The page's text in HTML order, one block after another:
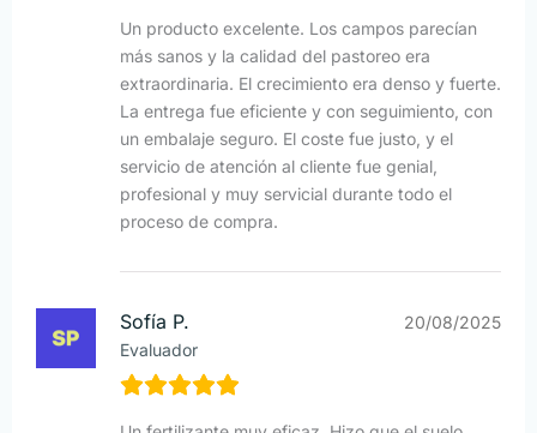
Un producto excelente. Los campos parecían
más sanos y la calidad del pastoreo era
extraordinaria. El crecimiento era denso y fuerte.
La entrega fue eficiente y con seguimiento, con
un embalaje seguro. El coste fue justo, y el
servicio de atención al cliente fue genial,
profesional y muy servicial durante todo el
proceso de compra.
Sofía P.
Evaluador
20/08/2025